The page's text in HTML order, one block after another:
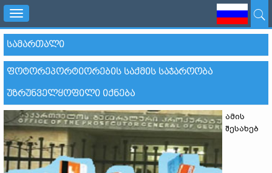
Toggle
navigation
ᲡᲐᲛᲐᲠᲗᲐᲚᲘ
ᲤᲝᲢᲝᲠᲔᲞᲝᲠᲢᲘᲝᲠᲔᲑᲘᲡ ᲡᲐᲥᲛᲘᲡ ᲡᲐᲯᲐᲠᲝᲝᲑᲐ
ᲣᲖᲠᲣᲜᲕᲔᲚᲧᲝᲤᲘᲚᲘ ᲘᲥᲜᲔᲑᲐ
ამის
შესახებ